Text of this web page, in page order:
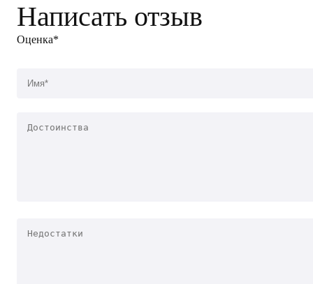
Написать отзыв
Оценка*